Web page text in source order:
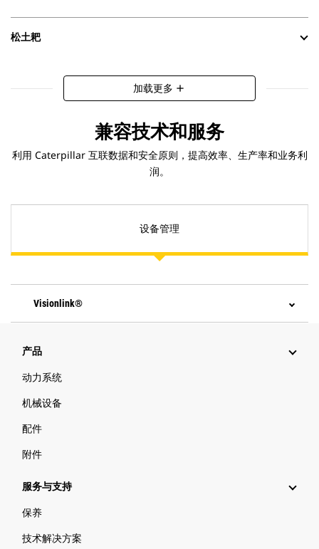
松土耙
加载更多 add
兼容技术和服务
利用 Caterpillar 互联数据和安全原则，提高效率、生产率和业务利
润。
设备管理
Visionlink®
产品
动力系统
机械设备
配件
附件
服务与支持
保养
技术解决方案